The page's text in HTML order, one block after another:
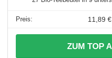
11,89 €
ZUM TOP